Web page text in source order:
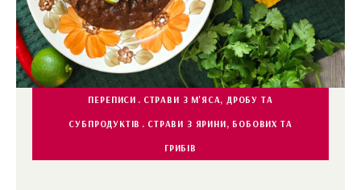
ПЕРЕПИСИ СТРАВИ З М'ЯСА, ДРОБУ ТА
СУБПРОДУКТІВ СТРАВИ З ЯРИНИ, БОБОВИХ ТА
ГРИБІВ